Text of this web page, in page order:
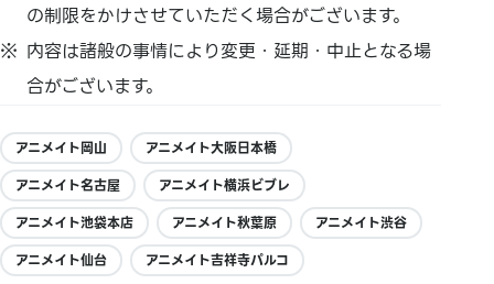
の制限をかけさせていただく場合がございます。
内容は諸般の事情により変更・延期・中止となる場
合がございます。
アニメイト岡山
アニメイト大阪日本橋
アニメイト名古屋
アニメイト横浜ビブレ
アニメイト池袋本店
アニメイト秋葉原
アニメイト渋谷
アニメイト仙台
アニメイト吉祥寺パルコ